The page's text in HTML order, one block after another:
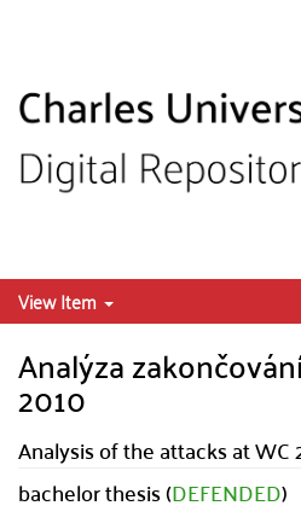
View Item
Analýza
2010
Analysis of the attacks at WC
bachelor thesis (DEFENDED)